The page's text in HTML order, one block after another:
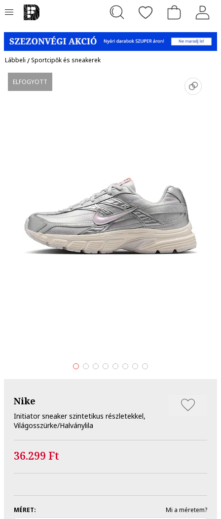
Lábbeli /Sportcipők és sneakerek
ELFOGYOTT
Nike
Initiator sneaker szintetikus részletekkel,
Világosszürke/Halványlila
36.299 Ft
MÉRET: Mi a méretem?